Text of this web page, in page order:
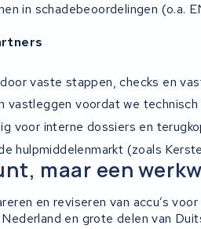
in schadebeoordelingen (o.a.
vaste stappen, checks en
voordat we technisch
voor interne dossiers en
hulpmiddelenmarkt (zoals
maar een
en reviseren van accu’s
en grote delen van